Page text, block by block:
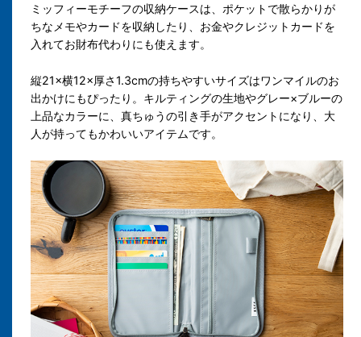
ミッフィーモチーフの収納ケースは、ポケットで散らかりが
ちなメモやカードを収納したり、お金やクレジットカードを
入れてお財布代わりにも使えます。
縦21×横12×厚さ1.3cmの持ちやすいサイズはワンマイルのお
出かけにもぴったり。キルティングの生地やグレー×ブルーの
上品なカラーに、真ちゅうの引き手がアクセントになり、大
人が持ってもかわいいアイテムです。